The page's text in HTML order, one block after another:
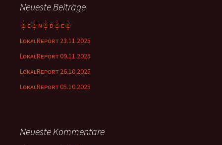
Neueste Beiträge
⸎ᴇ⸎ɴ⸎ᴅ⸎ᴇ⸎
LᴏᴋᴀʟRᴇᴘᴏʀᴛ 23.11.2025
LᴏᴋᴀʟRᴇᴘᴏʀᴛ 09.11.2025
LᴏᴋᴀʟRᴇᴘᴏʀᴛ 26.10.2025
LᴏᴋᴀʟRᴇᴘᴏʀᴛ 05.10.2025
Neueste Kommentare